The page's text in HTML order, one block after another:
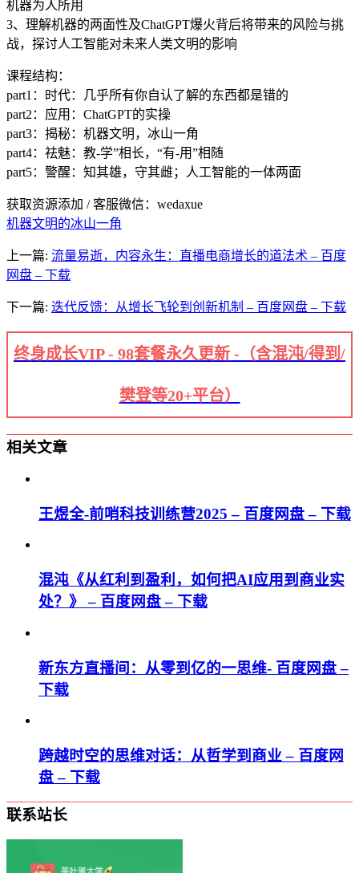
机器为人所用
3、理解机器的两面性及ChatGPT爆火背后将带来的风险与挑
战，探讨人工智能对未来人类文明的影响
课程结构：
part1：时代：几乎所有你自认了解的东西都是错的
part2：应用：ChatGPT的实操
part3：揭秘：机器文明，冰山一角
part4：祛魅：教-学”相长，“有-用”相随
part5：警醒：知其雄，守其雌；人工智能的一体两面
获取资源添加 / 客服微信：wedaxue
机器文明的冰山一角
上一篇: 流量易逝，内容永生：直播电商增长的道法术 – 百度
网盘 – 下载
下一篇: 迭代反馈：从增长飞轮到创新机制 – 百度网盘 – 下载
终身成长VIP - 98套餐永久更新 -（含混沌/得到/
樊登等20+平台）
相关文章
王煜全-前哨科技训练营2025 – 百度网盘 – 下载
混沌《从红利到盈利，如何把AI应用到商业实
处？》 – 百度网盘 – 下载
新东方直播间：从零到亿的一思维- 百度网盘 –
下载
跨越时空的思维对话：从哲学到商业 – 百度网
盘 – 下载
联系站长